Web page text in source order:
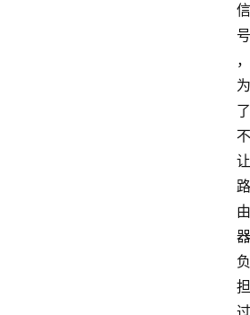
信
号
，
为
了
不
让
路
由
器
负
担
过